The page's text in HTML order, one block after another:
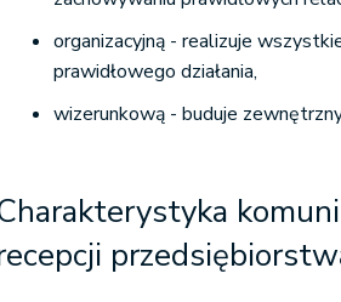
organizacyjną - realizuje
prawidłowego działania,
wizerunkową - buduje